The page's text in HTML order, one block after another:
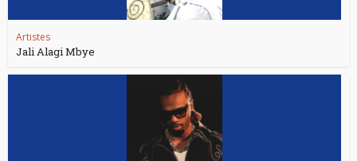
Artistes
Jali Alagi Mbye